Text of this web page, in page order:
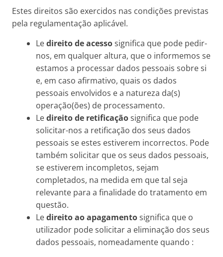
Estes direitos são exercidos nas condições previstas
pela regulamentação aplicável.
Ledireito de acessosignifica que pode pedir-
nos, em qualquer altura, que o informemos se
estamos a processar dados pessoais sobre si
e, em caso afirmativo, quais os dados
pessoais envolvidos e a natureza da(s)
operação(ões) de processamento.
Ledireito de retificaçãosignifica que pode
solicitar-nos a retificação dos seus dados
pessoais se estes estiverem incorrectos. Pode
também solicitar que os seus dados pessoais,
se estiverem incompletos, sejam
completados, na medida em que tal seja
relevante para a finalidade do tratamento em
questão.
Ledireito ao apagamentosignifica que o
utilizador pode solicitar a eliminação dos seus
dados pessoais, nomeadamente quando :